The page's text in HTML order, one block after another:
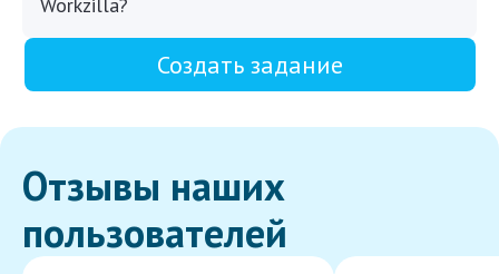
Workzilla?
Создать задание
Отзывы наших
пользователей